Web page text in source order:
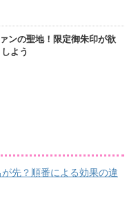
ンの聖地！限定御朱印が欲
よう
先？順番による効果の違